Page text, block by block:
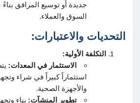
جديدة أو توسيع المرافق
السوق والعملاء.
التحديات والاعتبارات:
التكلفة الأولية:
الاستثمار في المعدات:
استثماراً كبيراً في شراء
والأجهزة الصحية.
تطوير المنشآت: بناء